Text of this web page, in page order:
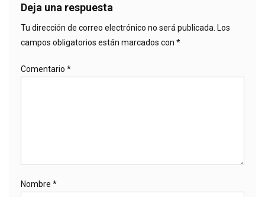
Deja una respuesta
Tu dirección de correo electrónico no será publicada. Los
campos obligatorios están marcados con *
Comentario *
Nombre *